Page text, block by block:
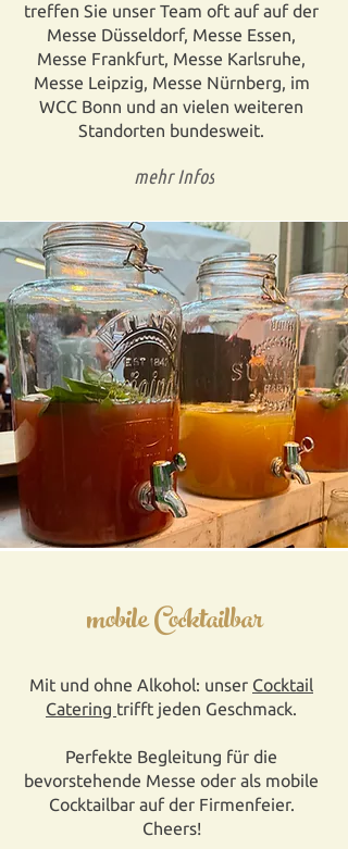
treffen Sie unser Team oft auf auf der
Messe Düsseldorf, Messe Essen,
Messe Frankfurt, Messe Karlsruhe,
Messe Leipzig, Messe Nürnberg, im
WCC Bonn und an vielen weiteren
Standorten bundesweit.
mehr Infos
mobile Cocktailbar
Mit und ohne Alkohol: unser Cocktail
Catering trifft jeden Geschmack.
Perfekte Begleitung für die
bevorstehende Messe oder als mobile
Cocktailbar auf der Firmenfeier.
Cheers!